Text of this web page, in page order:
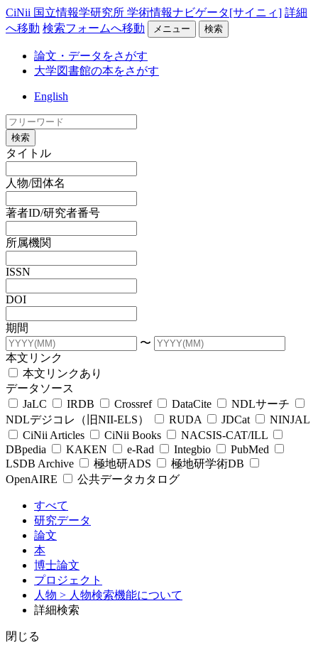
CiNii 国立情報学研究所 学術情報ナビゲータ[サイニィ] 詳細
へ移動 検索フォームへ移動 メニュー 検索
論文・データをさがす
大学図書館の本をさがす
English
検索
タイトル
人物/団体名
著者ID/研究者番号
所属機関
ISSN
DOI
期間
〜
本文リンク
本文リンクあり
データソース
JaLC
IRDB Crossref DataCite
NDLサーチ
NDLデジコレ（旧NII-ELS）
RUDA JDCat
NINJAL
CiNii Articles
CiNii Books
NACSIS-CAT/ILL
DBpedia
KAKEN e-Rad Integbio
PubMed
LSDB Archive
極地研ADS
極地研学術DB
OpenAIRE
公共データカタログ
すべて
研究データ
論文
本
博士論文
プロジェクト
人物 > 人物検索機能について
詳細検索
閉じる